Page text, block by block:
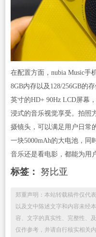
在配置方面，nubia Music手
8GB内存以及128/256GB的
英寸的HD+ 90Hz LCD屏幕
浸式的音乐视觉享受。拍照
摄镜头，可以满足用户日常
一块5000mAh的大电池，同
音乐还是看电影，都能为用
标签： 努比亚
郑重声明：本站转载稿件仅代
以及文中陈述文字和内容未经
容、文字的真实性、完整性、
仅作参考，并请自行核实相关